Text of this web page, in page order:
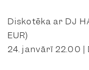
Diskotēka ar DJ
EUR)
24. janvārī 22.00 |